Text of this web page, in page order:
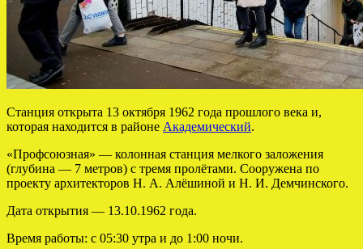
Станция открыта 13 октября 1962 года прошлого века и,
которая находится в районе Академический.
«Профсоюзная» — колонная станция мелкого заложения
(глубина — 7 метров) с тремя пролётами. Сооружена по
проекту архитекторов Н. А. Алёшиной и Н. И. Демчинского.
Дата открытия — 13.10.1962 года.
Время работы: с 05:30 утра и до 1:00 ночи.